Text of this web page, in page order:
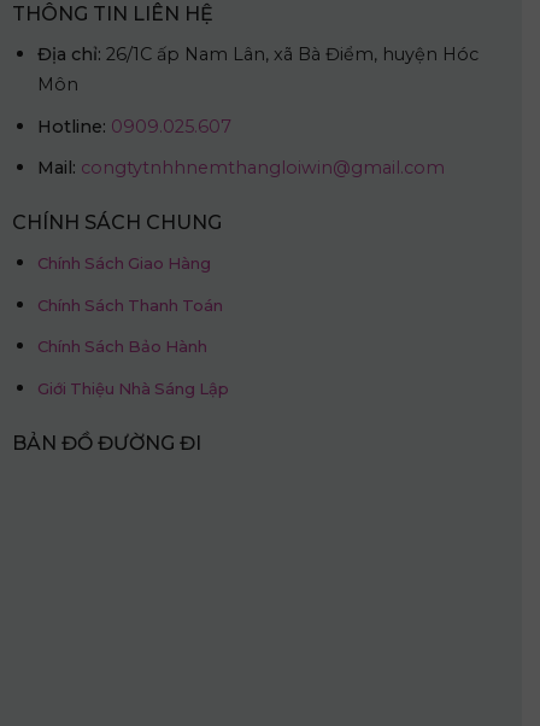
THÔNG TIN LIÊN HỆ
Địa chỉ: 26/1C ấp Nam Lân, xã Bà Điểm, huyện Hóc
Môn
Hotline: 0909.025.607
Mail: congtytnhhnemthangloiwin@gmail.com
CHÍNH SÁCH CHUNG
Chính Sách Giao Hàng
Chính Sách Thanh Toán
Chính Sách Bảo Hành
Giới Thiệu Nhà Sáng Lập
BẢN ĐỒ ĐƯỜNG ĐI